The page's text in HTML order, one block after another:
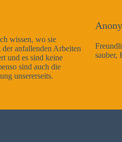
Arbeitsausführung sehr
nur weiterempfehlen